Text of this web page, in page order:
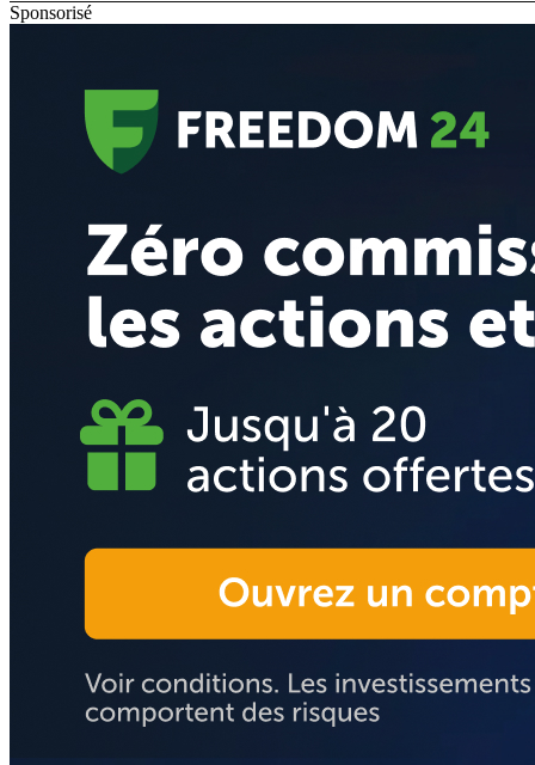
Sponsorisé